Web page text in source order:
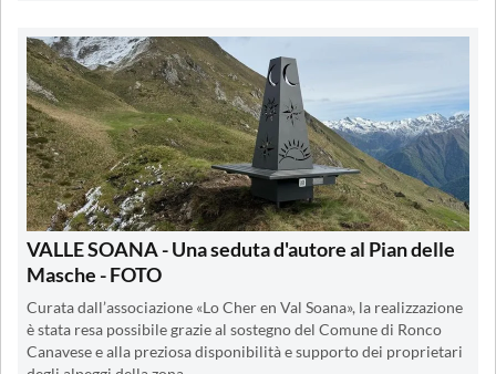
VALLE SOANA - Una seduta d'autore al Pian delle
Masche - FOTO
Curata dall’associazione «Lo Cher en Val Soana», la realizzazione
è stata resa possibile grazie al sostegno del Comune di Ronco
Canavese e alla preziosa disponibilità e supporto dei proprietari